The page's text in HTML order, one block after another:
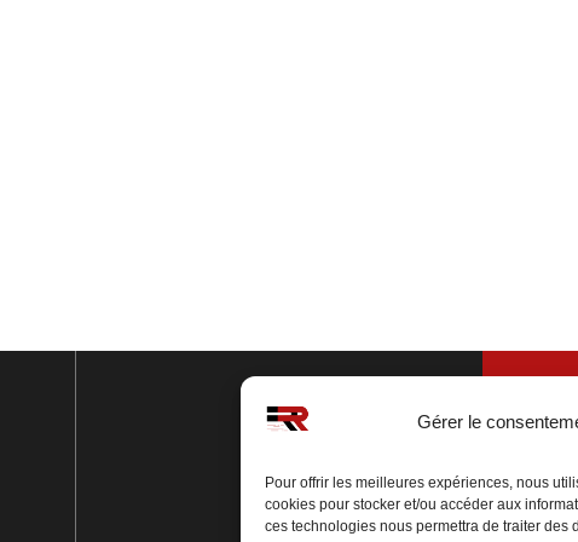
Gérer le
Pour offrir les meilleures expériences, nous
cookies pour stocker et/ou accéder aux
ces technologies nous permettra de traiter des